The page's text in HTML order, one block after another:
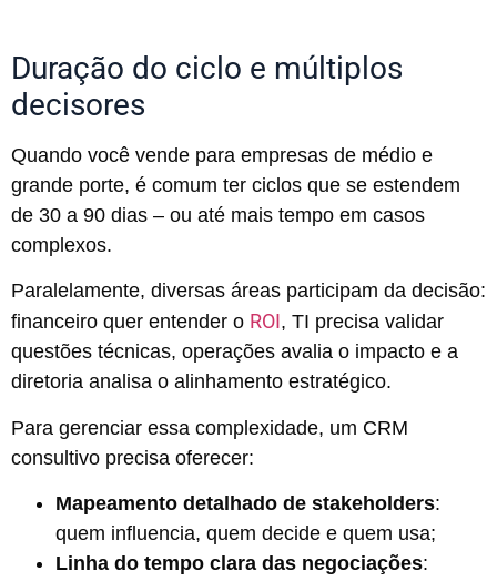
Duração do ciclo e múltiplos
decisores
Quando você vende para empresas de médio e
grande porte, é comum ter ciclos que se estendem
de 30 a 90 dias – ou até mais tempo em casos
complexos.
Paralelamente, diversas áreas participam da decisão:
financeiro quer entender o ROI, TI precisa validar
questões técnicas, operações avalia o impacto e a
diretoria analisa o alinhamento estratégico.
Para gerenciar essa complexidade, um CRM
consultivo precisa oferecer:
Mapeamento detalhado de stakeholders:
quem influencia, quem decide e quem usa;
Linha do tempo clara das negociações: